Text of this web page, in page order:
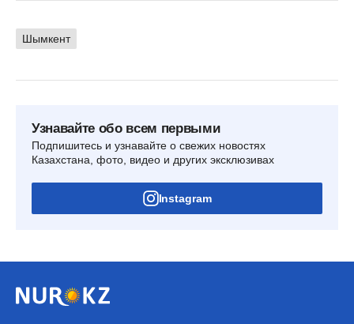
Шымкент
Узнавайте обо всем первыми
Подпишитесь и узнавайте о свежих новостях
Казахстана, фото, видео и других эксклюзивах
Instagram